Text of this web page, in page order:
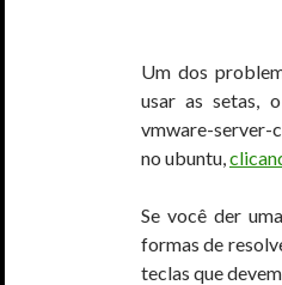
Um dos
usar as setas,
vmware-server-
no ubuntu,
Se você der
formas de
teclas que